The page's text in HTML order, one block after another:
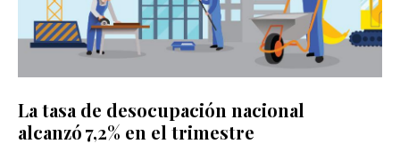
La tasa de desocupación nacional
alcanzó 7,2% en el trimestre